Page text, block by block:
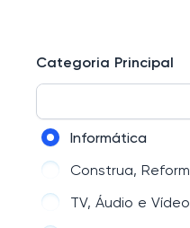
Categoria Principal
Informática
TV, Áudio e Vídeo